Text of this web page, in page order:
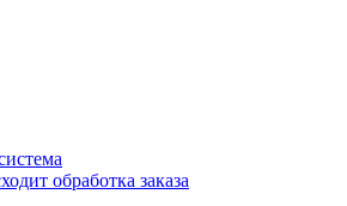
обработка заказа